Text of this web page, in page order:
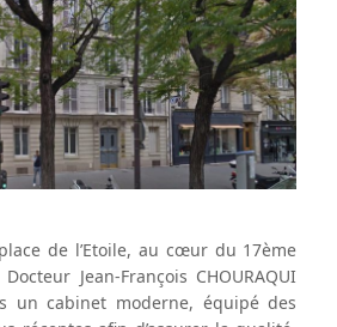
de l’Etoile, au cœur du 17ème
Jean-François CHOURAQUI
un cabinet moderne, équipé des